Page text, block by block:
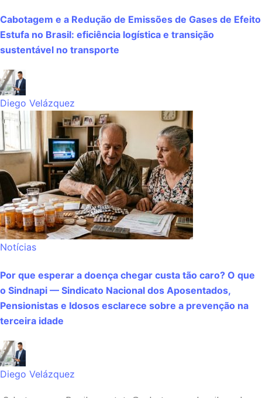
Cabotagem e a Redução de Emissões de Gases de Efeito
Estufa no Brasil: eficiência logística e transição
sustentável no transporte
Diego Velázquez
Notícias
Por que esperar a doença chegar custa tão caro? O que
o Sindnapi — Sindicato Nacional dos Aposentados,
Pensionistas e Idosos esclarece sobre a prevenção na
terceira idade
Diego Velázquez